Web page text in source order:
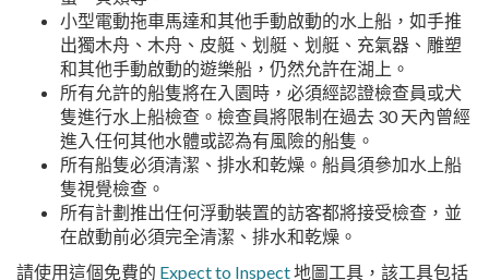
小型電動拖車馬達和其他手動啟動的水上船，如手推
出獨木舟、木舟、皮艇、划艇、划艇、充氣器、雕塑
和其他手動啟動的遊樂船，仍然允許在湖上。
所有允許的船隻將在入園時，必須經認證檢查員或犬
隻進行水上船檢查。檢查員將限制在過去 30 天內曾經
進入任何其他水體或認為有風險的船隻。
所有船隻必須清潔、排水和乾燥。船員須參加水上船
隻視覺檢查。
所有計劃推出任何浮動裝置的訪客都將接受檢查，並
在啟動前必須完全清潔、排水和乾燥。
請使用這個免費的 Expect to Inspect地圖工具，該工具包括